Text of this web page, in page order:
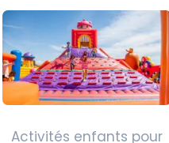
Activités enfants pour